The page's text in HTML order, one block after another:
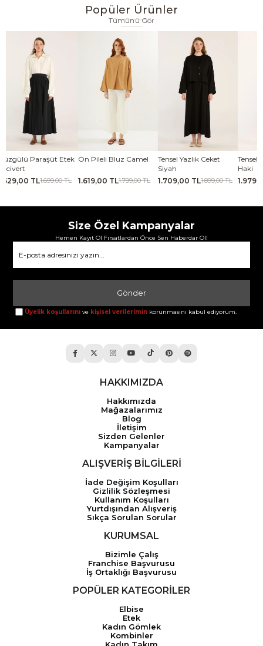
Popüler Ürünler
Tümünü Gör
Ön Pileli Bluz Camel
1.619,00 TL1.799,00 TL
Tensel Yazlık Ceket
1.709,00 TL1.899,00 TL
Tensel Jile Elbise Açık
Haki
1.979,00 TL2.199,00 TL
Size Özel Kampanyalar
Hemen Kayıt Ol Fırsatlardan Önce Sen Haberdar Ol!
Gönder
Üyelik koşullarını ve kişisel verilerimin korunmasını kabul ediyorum.
HAKKIMIZDA
Hakkımızda
Mağazalarımız
Blog
İletişim
Sizden Gelenler
Kampanyalar
ALIŞVERİŞ BİLGİLERİ
İade Değişim Koşulları
Gizlilik Sözleşmesi
Kullanım Koşulları
Yurtdışından Alışveriş
Sıkça Sorulan Sorular
KURUMSAL
Bizimle Çalış
Franchise Başvurusu
İş Ortaklığı Başvurusu
POPÜLER KATEGORİLER
Elbise
Etek
Kadın Gömlek
Kombinler